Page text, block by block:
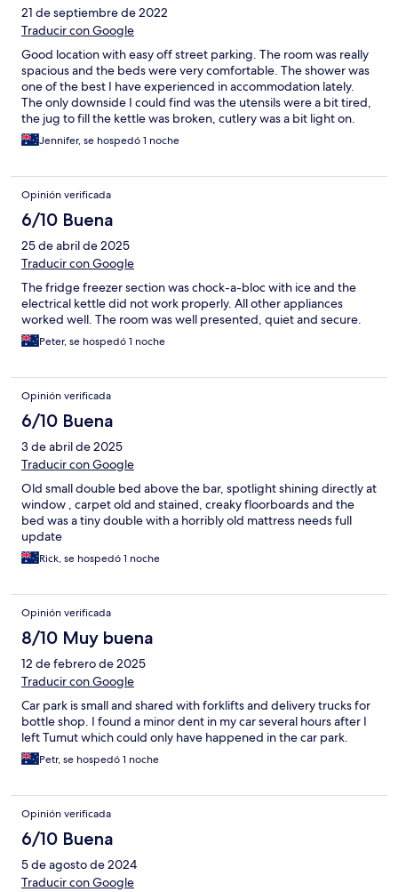
21 de septiembre de 2022
Traducir con Google
Good location with easy off street parking. The room was really
spacious and the beds were very comfortable. The shower was
one of the best I have experienced in accommodation lately.
The only downside I could find was the utensils were a bit tired,
the jug to fill the kettle was broken, cutlery was a bit light on.
Also, it was a bit odd that there was a toaster, butter and
spreads provided with the cereal for breakfast, but no bread…
Jennifer, se hospedó 1 noche
Opinión verificada
6/10 Buena
25 de abril de 2025
Traducir con Google
The fridge freezer section was chock-a-bloc with ice and the
electrical kettle did not work properly. All other appliances
worked well. The room was well presented, quiet and secure.
Peter, se hospedó 1 noche
Opinión verificada
6/10 Buena
3 de abril de 2025
Traducir con Google
Old small double bed above the bar, spotlight shining directly at
window , carpet old and stained, creaky floorboards and the
bed was a tiny double with a horribly old mattress needs full
update
Rick, se hospedó 1 noche
Opinión verificada
8/10 Muy buena
12 de febrero de 2025
Traducir con Google
Car park is small and shared with forklifts and delivery trucks for
bottle shop. I found a minor dent in my car several hours after I
left Tumut which could only have happened in the car park.
Petr, se hospedó 1 noche
Opinión verificada
6/10 Buena
5 de agosto de 2024
Traducir con Google